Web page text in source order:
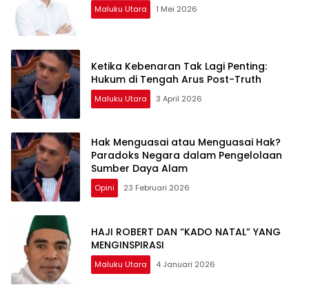
Maluku Utara 1 Mei 2026
Ketika Kebenaran Tak Lagi Penting:
Hukum di Tengah Arus Post-Truth
Maluku Utara 3 April 2026
Hak Menguasai atau Menguasai Hak?
Paradoks Negara dalam Pengelolaan
Sumber Daya Alam
Opini 23 Februari 2026
HAJI ROBERT DAN “KADO NATAL” YANG
MENGINSPIRASI
Maluku Utara 4 Januari 2026